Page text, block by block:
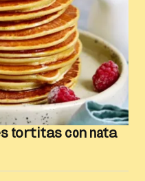
tortitas con nata